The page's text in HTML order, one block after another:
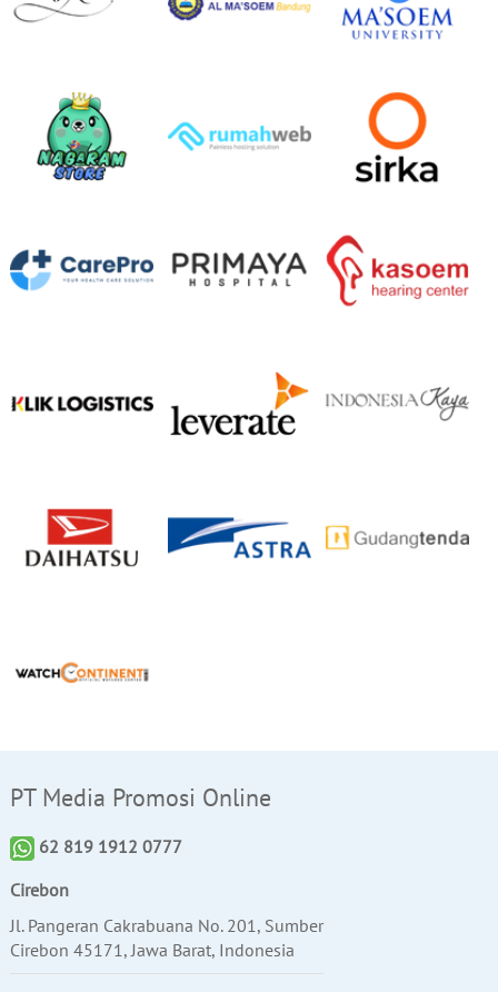
PT Media Promosi Online
62 819 1912 0777
Cirebon
Jl. Pangeran Cakrabuana No. 201, Sumber
Cirebon 45171, Jawa Barat, Indonesia